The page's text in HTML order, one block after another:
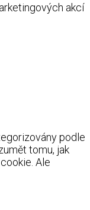
akcí
podle
tomu, jak
Ale